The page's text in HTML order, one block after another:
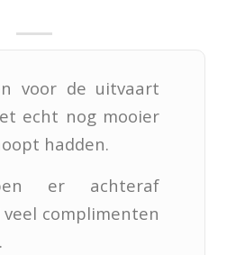
voor de uitvaart
echt nog mooier
hadden.
er achteraf
complimenten